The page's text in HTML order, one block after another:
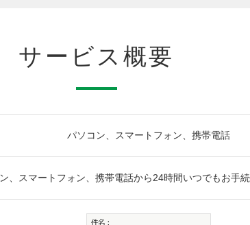
サービス概要
パソコン、スマートフォン、携帯電話
、スマートフォン、携帯電話から24時間いつでもお手続